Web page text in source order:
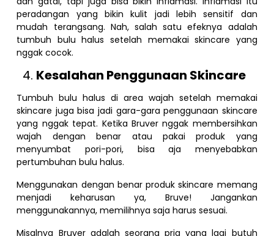
peradangan yang bikin kulit jadi lebih sensitif dan
mudah terangsang. Nah, salah satu efeknya adalah
tumbuh bulu halus setelah memakai skincare yang
nggak cocok.
Kesalahan Penggunaan Skincare
Tumbuh bulu halus di area wajah setelah memakai
skincare juga bisa jadi gara-gara penggunaan skincare
yang nggak tepat. Ketika Bruver nggak membersihkan
wajah dengan benar atau pakai produk yang
menyumbat pori-pori, bisa aja menyebabkan
pertumbuhan bulu halus.
Menggunakan dengan benar produk skincare memang
menjadi keharusan ya, Bruve! Jangankan
menggunakannya, memilihnya saja harus sesuai.
Misalnya Bruver adalah seorang pria yang lagi butuh